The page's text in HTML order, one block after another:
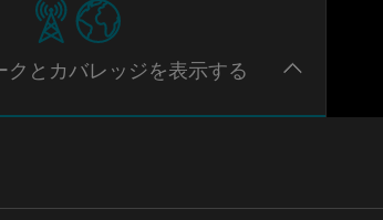
クとカバレッジを表示する